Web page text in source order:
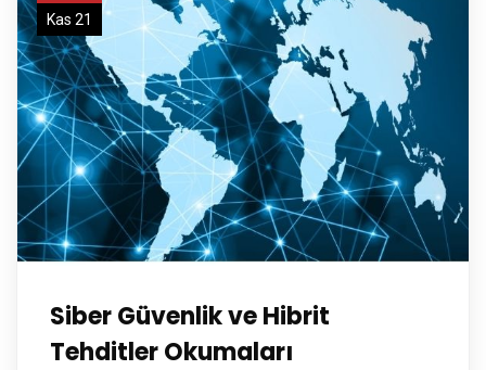
Kas 21
Siber Güvenlik ve Hibrit
Tehditler Okumaları